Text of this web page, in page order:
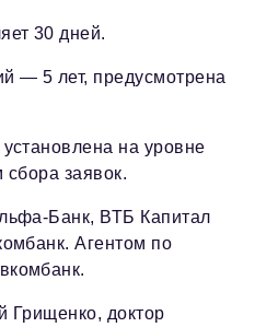
30 дней.
— 5 лет, предусмотрена
на уровне
сбора заявок.
Банк, ВТБ Капитал
Агентом по
Грищенко, доктор